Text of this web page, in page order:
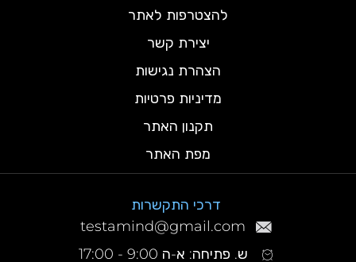
להצטרפות לאתר
יצירת קשר
הצהרת נגישות
מדיניות פרטיות
תקנון האתר
מפת האתר
דרכי התקשרות
testamind@gmail.com
ש. פתיחה: א-ה 9:00 - 17:00